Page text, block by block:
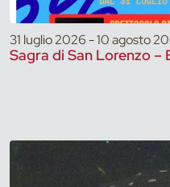
31 luglio 2026 - 10 agosto
Sagra di San Lorenzo –